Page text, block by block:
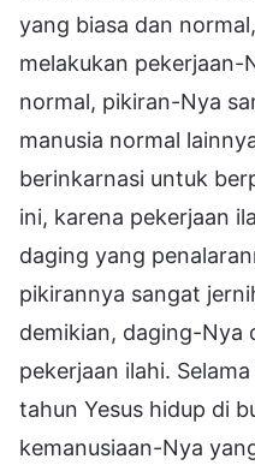
yang biasa dan
melakukan pekerjaan-
normal, pikiran-Nya
manusia normal
berinkarnasi untuk
ini, karena pekerjaan
daging yang
pikirannya sangat
demikian, daging-Nya
pekerjaan ilahi.
tahun Yesus hidup di
kemanusiaan-Nya